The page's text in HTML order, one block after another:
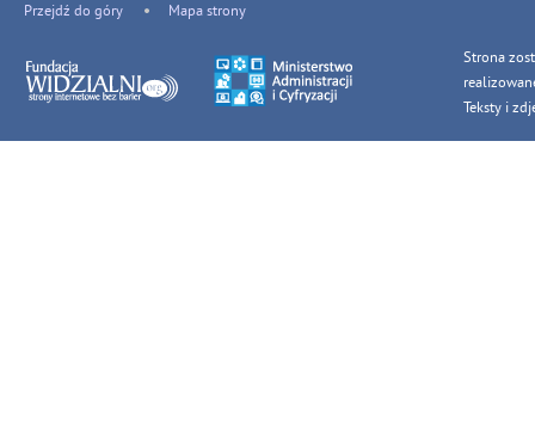
Przejdź do góry Mapa strony
Strona
Teksty i